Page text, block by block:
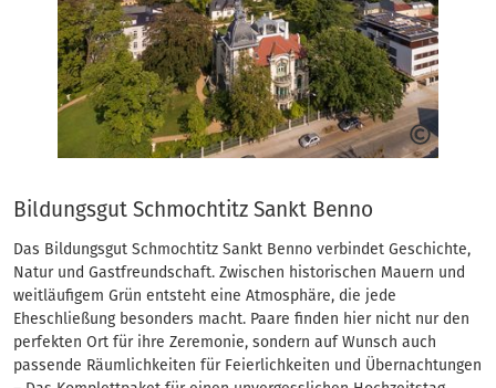
Bildungsgut Schmochtitz Sankt Benno
Das Bildungsgut Schmochtitz Sankt Benno verbindet Geschichte,
Natur und Gastfreundschaft. Zwischen historischen Mauern und
weitläufigem Grün entsteht eine Atmosphäre, die jede
Eheschließung besonders macht. Paare finden hier nicht nur den
perfekten Ort für ihre Zeremonie, sondern auf Wunsch auch
passende Räumlichkeiten für Feierlichkeiten und Übernachtungen